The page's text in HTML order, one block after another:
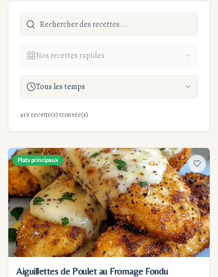
Nos recettes rapides
Tous les temps
419 recette(s) trouvée(s)
Plats principaux
Aiguillettes de Poulet au Fromage Fondu